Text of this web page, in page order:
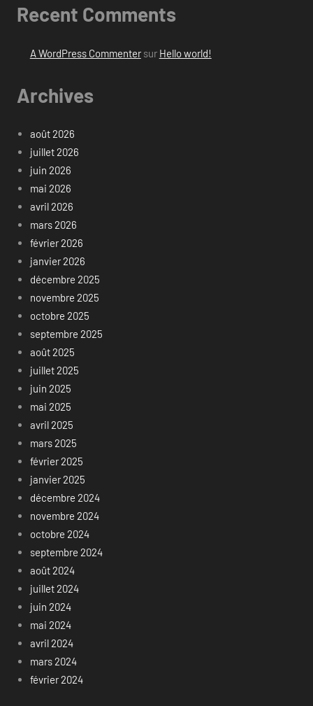
Recent Comments
A WordPress Commentersur Hello world!
Archives
août 2026
juillet 2026
juin 2026
mai 2026
avril 2026
mars 2026
février 2026
janvier 2026
décembre 2025
novembre 2025
octobre 2025
septembre 2025
août 2025
juillet 2025
juin 2025
mai 2025
avril 2025
mars 2025
février 2025
janvier 2025
décembre 2024
novembre 2024
octobre 2024
septembre 2024
août 2024
juillet 2024
juin 2024
mai 2024
avril 2024
mars 2024
février 2024